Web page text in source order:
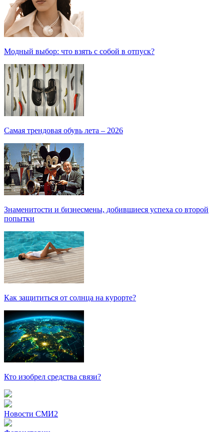
Модный выбор: что взять с собой в отпуск?
Самая трендовая обувь лета – 2026
Знаменитости и бизнесмены, добившиеся успеха со второй
попытки
Как защититься от солнца на курорте?
Кто изобрел средства связи?
Новости СМИ2